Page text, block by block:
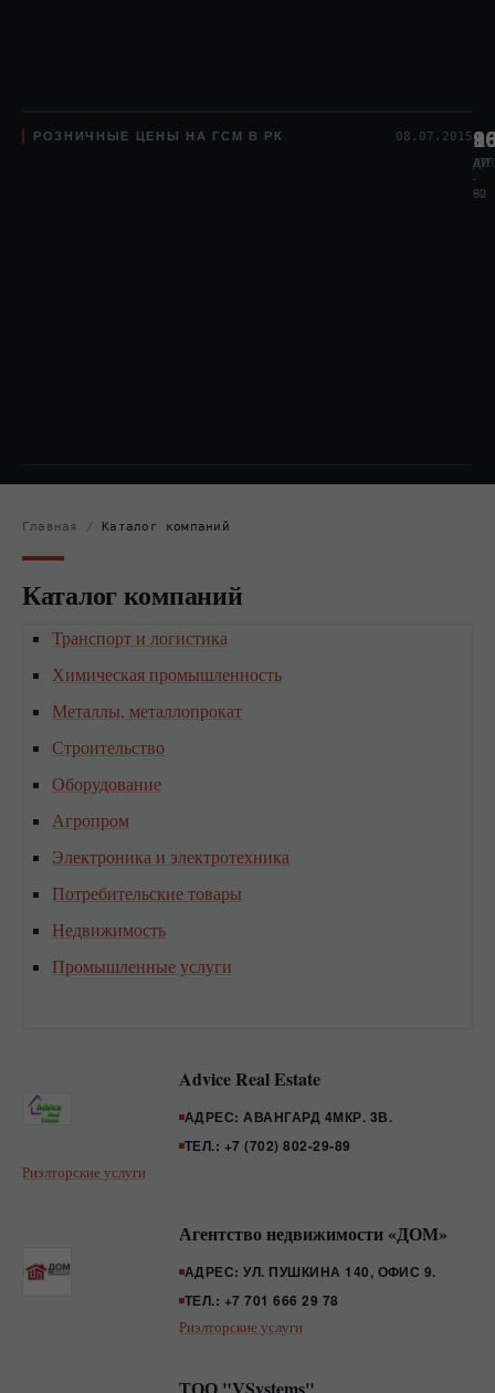
РОЗНИЧНЫЕ ЦЕНЫ НА ГСМ В РК 08.07.2015
АИ
-
80
АИ
-
92
ДТЛ
Главная / Каталог компаний
Каталог компаний
Транспорт и логистика
Химическая промышленность
Металлы, металлопрокат
Строительство
Оборудование
Агропром
Электроника и электротехника
Потребительские товары
Недвижимость
Промышленные услуги
Advice Real Estate
АДРЕС: АВАНГАРД 4МКР. 3В.
ТЕЛ.: +7 (702) 802-29-89
Риэлторские услуги
Агентство недвижимости «ДОМ»
АДРЕС: УЛ. ПУШКИНА 140, ОФИС 9.
ТЕЛ.: +7 701 666 29 78
Риэлторские услуги